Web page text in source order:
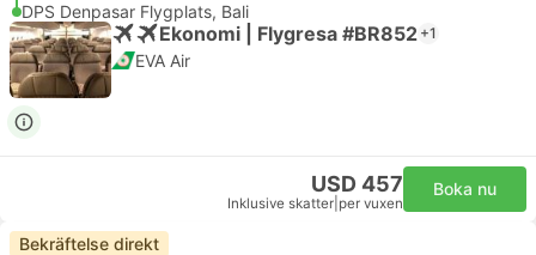
DPS Denpasar Flygplats, Bali
Ekonomi | Flygresa #BR852 +1
EVA Air
USD 457
Inklusive skatter per vuxen
Boka nu
Bekräftelse direkt